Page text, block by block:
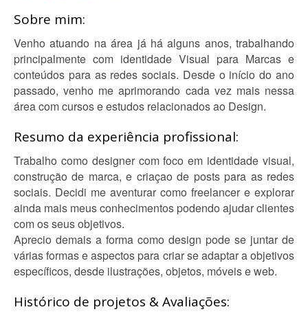
Sobre mim:
Venho atuando na área já há alguns anos, trabalhando
principalmente com identidade Visual para Marcas e
conteúdos para as redes sociais. Desde o início do ano
passado, venho me aprimorando cada vez mais nessa
área com cursos e estudos relacionados ao Design.
Resumo da experiência profissional:
Trabalho como designer com foco em identidade visual,
construção de marca, e criaçao de posts para as redes
sociais. Decidi me aventurar como freelancer e explorar
ainda mais meus conhecimentos podendo ajudar clientes
com os seus objetivos.
Aprecio demais a forma como design pode se juntar de
várias formas e aspectos para criar se adaptar a objetivos
específicos, desde ilustrações, objetos, móveis e web.
Histórico de projetos & Avaliações: